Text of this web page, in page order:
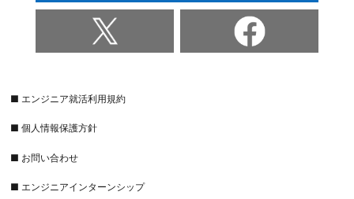
■ エンジニア就活利用規約
■ 個人情報保護方針
■ お問い合わせ
■ エンジニアインターンシップ